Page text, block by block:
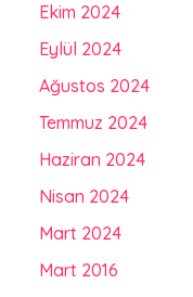
Ekim 2024
Eylül 2024
Ağustos 2024
Temmuz 2024
Haziran 2024
Nisan 2024
Mart 2024
Mart 2016